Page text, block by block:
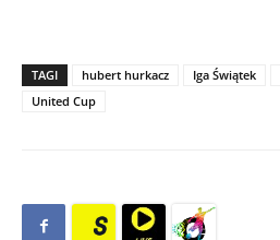
TAGI hubert hurkacz Iga Świątek
United Cup